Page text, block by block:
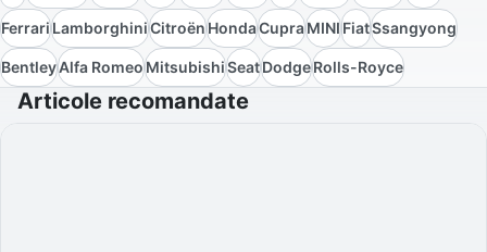
FerrariLamborghiniCitroënHondaCupraMINIFiatSsangyong
BentleyAlfa RomeoMitsubishiSeatDodgeRolls-Royce
Articole recomandate